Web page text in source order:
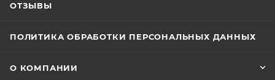
ОТЗЫВЫ
ПОЛИТИКА ОБРАБОТКИ ПЕРСОНАЛЬНЫХ ДАННЫХ
О КОМПАНИИ